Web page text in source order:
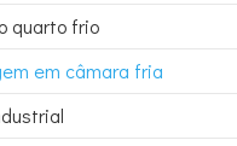
quarto frio
em câmara fria